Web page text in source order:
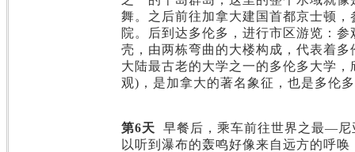
舞。之后前往加拿大建国首都京士顿
院。后到达多伦多，进行市区游览：
壳，由两栋弯曲的大楼构成，代表着
大陆最古老的大学之一的多伦多大学
观) ，是加拿大的著名象征，也是多伦
第6天 早餐后，乘车前往世界之最—
以听到瀑布的轰鸣好像来自远方的呼